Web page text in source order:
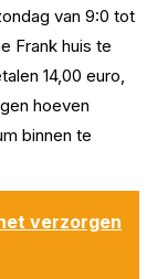
van 9:0 tot
Frank huis te
14,00 euro,
hoeven
binnen te
verzorgen